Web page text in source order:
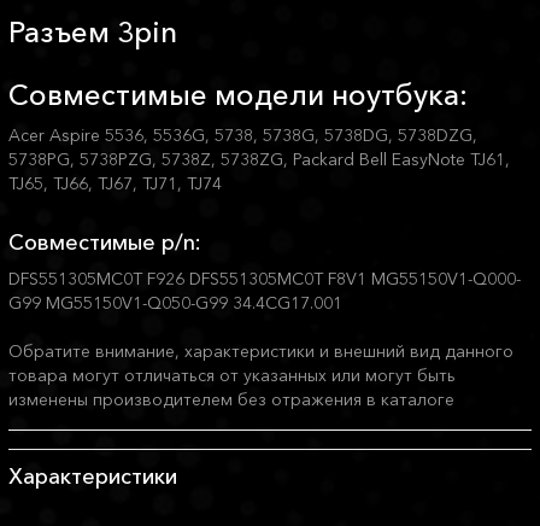
Разъем 3pin
Совместимые модели ноутбука:
Acer Aspire 5536, 5536G, 5738, 5738G, 5738DG, 5738DZG,
5738PG, 5738PZG, 5738Z, 5738ZG, Packard Bell EasyNote TJ61,
TJ65, TJ66, TJ67, TJ71, TJ74
Совместимые p/n:
DFS551305MC0T F926 DFS551305MC0T F8V1 MG55150V1-Q000-
G99 MG55150V1-Q050-G99 34.4CG17.001
Обратите внимание, характеристики и внешний вид данного
товара могут отличаться от указанных или могут быть
изменены производителем без отражения в каталоге
Характеристики